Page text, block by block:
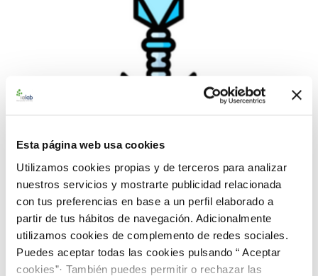
Esta página web usa cookies
Utilizamos cookies propias y de terceros para analizar
nuestros servicios y mostrarte publicidad relacionada
con tus preferencias en base a un perfil elaborado a
partir de tus hábitos de navegación. Adicionalmente
utilizamos cookies de complemento de redes sociales.
Puedes aceptar todas las cookies pulsando “ Aceptar
cookies”· También puedes permitir o rechazar las
993003-BCF 50-100 Fago ɸX174 ATCC 13706-B1
(5 Unidades)
235,00 €